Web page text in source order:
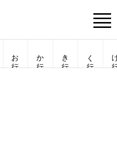
Menu
お行 か行 き行 く行